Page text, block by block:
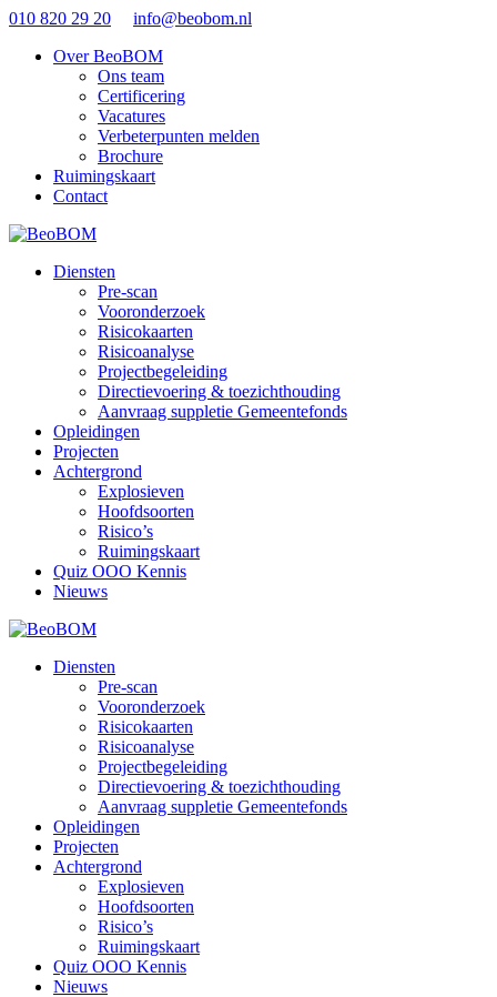
010 820 29 20
info@beobom.nl
Over BeoBOM
Ons team
Certificering
Vacatures
Verbeterpunten melden
Brochure
Ruimingskaart
Contact
Diensten
Pre-scan
Vooronderzoek
Risicokaarten
Risicoanalyse
Projectbegeleiding
Directievoering & toezichthouding
Aanvraag suppletie Gemeentefonds
Opleidingen
Projecten
Achtergrond
Explosieven
Hoofdsoorten
Risico’s
Ruimingskaart
Quiz OOO Kennis
Nieuws
Diensten
Pre-scan
Vooronderzoek
Risicokaarten
Risicoanalyse
Projectbegeleiding
Directievoering & toezichthouding
Aanvraag suppletie Gemeentefonds
Opleidingen
Projecten
Achtergrond
Explosieven
Hoofdsoorten
Risico’s
Ruimingskaart
Quiz OOO Kennis
Nieuws